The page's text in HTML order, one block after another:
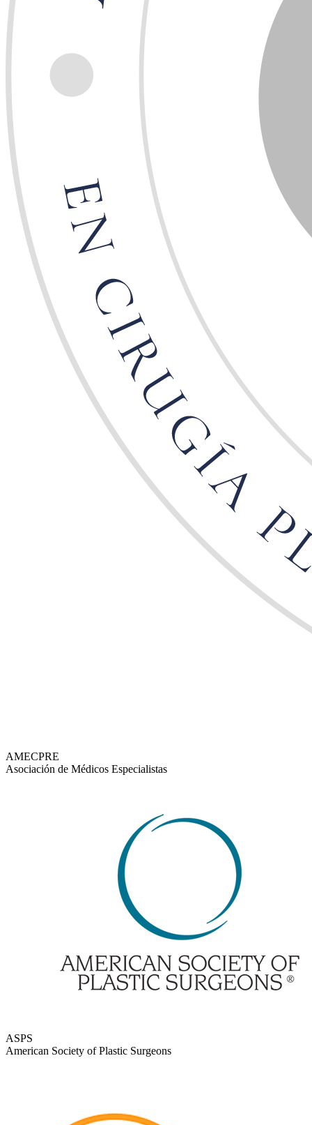
AMECPRE
Asociación de Médicos Especialistas
ASPS
American Society of Plastic Surgeons